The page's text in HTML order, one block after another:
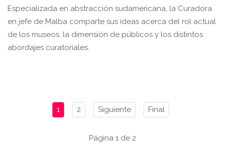
Especializada en abstracción sudamericana, la Curadora
en jefe de Malba comparte sus ideas acerca del rol actual
de los museos, la dimensión de públicos y los distintos
abordajes curatoriales.
1 2 Siguiente Final
Página 1 de 2